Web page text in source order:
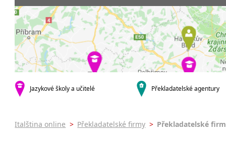
Praha 4
Praha 5
Praha 8
krajská města
Brno
Hradec Králové
Jihlava
Jazykové školy a učitelé Překladatelské agentury
Italština online > Překladatelské firmy > Překladatelské